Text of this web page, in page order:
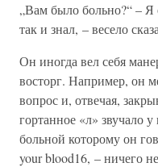
„Вам было больно?“ – Я
так и знал, – весело
Он иногда вел себя
восторг. Например, он
вопрос и, отвечая,
гортанное «л» звучало
больной которому он
your blood16, – ничего